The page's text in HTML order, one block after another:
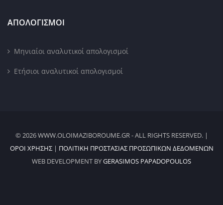
ΑΠΟΛΟΓΙΣΜΟΙ
Μηνιαίοι αναλυτικοί απολογισμοί
Ετήσιοι αναλυτικοί απολογισμοί
© 2026 WWW.OLOIMAZIBOROUME.GR - ALL RIGHTS RESERVED. |
ΌΡΟΙ ΧΡΉΣΗΣ| ΠΟΛΙΤΙΚΉ ΠΡΟΣΤΑΣΊΑΣ ΠΡΟΣΩΠΙΚΏΝ ΔΕΔΟΜΈΝΩΝ
WEB DEVELOPMENT BYGERASIMOS PAPADOPOULOS